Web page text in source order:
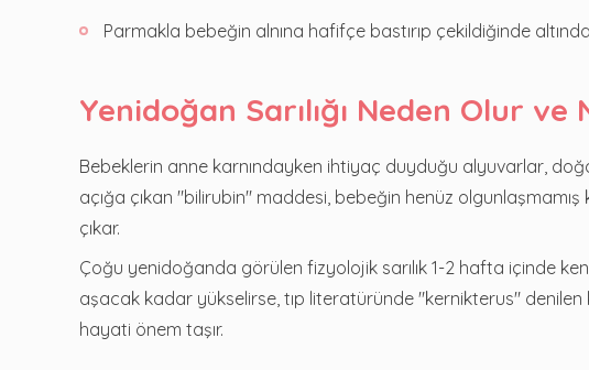
Parmakla bebeğin alnına hafifçe bastırıp çekildiğinde
Yenidoğan Sarılığı Neden Olur
Bebeklerin anne karnındayken ihtiyaç duyduğu alyuvarlar,
açığa çıkan "bilirubin" maddesi, bebeğin henüz
çıkar.
Çoğu yenidoğanda görülen fizyolojik sarılık 1-2 hafta içinde
aşacak kadar yükselirse, tıp literatüründe "kernikterus" denilen
hayati önem taşır.